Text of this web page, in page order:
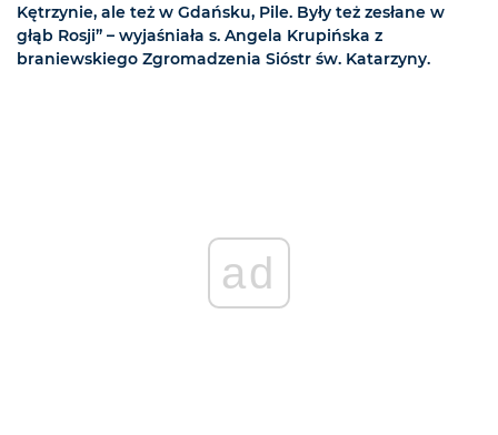
Kętrzynie, ale też w Gdańsku, Pile. Były też zesłane w
głąb Rosji” – wyjaśniała s. Angela Krupińska z
braniewskiego Zgromadzenia Sióstr św. Katarzyny.
ad